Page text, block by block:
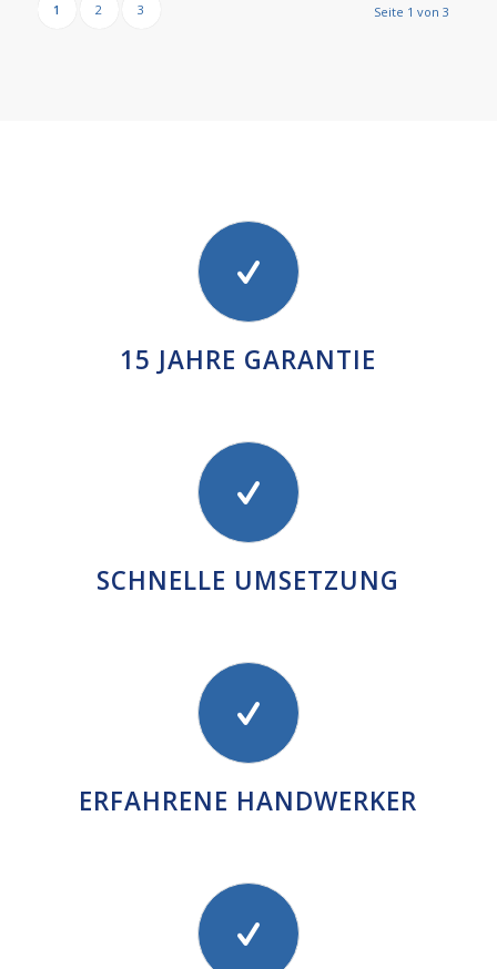
Seite 1 von 3
1 2 3
15 JAHRE GARANTIE
SCHNELLE UMSETZUNG
ERFAHRENE HANDWERKER